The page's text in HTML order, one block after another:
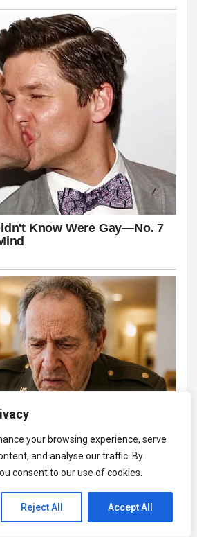
your browsing experience, serve
and analyse our traffic. By
consent to our use of cookies.
Reject All Accept All